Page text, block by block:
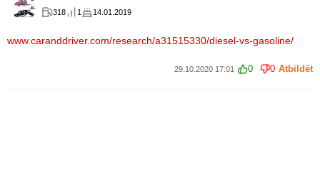
318 1 14.01.2019
www.caranddriver.com/research/a31515330/diesel-vs-gasoline/
29.10.2020 17:01 0 0 Atbildēt